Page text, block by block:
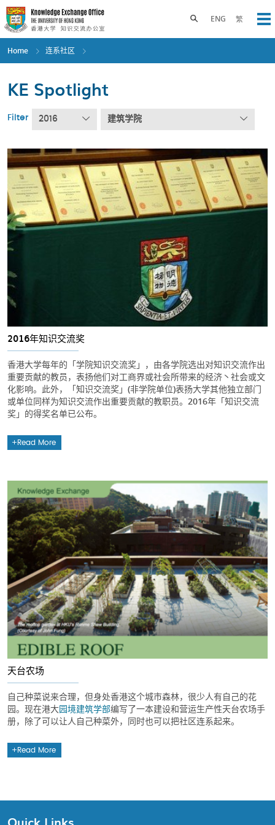
Skip
to
main
content
ENG 繁
Toggle search panel
Home 连系社区
KE Spotlight
Filter 2016 建筑学院
2016年知识交流奖
香港大学每年的「学院知识交流奖」，由各学院选出对知识交流作出
重要贡献的教员，表扬他们对工商界或社会所带来的经济丶社会或文
化影响。此外，「知识交流奖」(非学院单位)表扬大学其他独立部门
或单位同样为知识交流作出重要贡献的教职员。2016年「知识交流
奖」的得奖名单已公布。
Read More
天台农场
自己种菜说来合理，但身处香港这个城市森林，很少人有自己的花
园。现在港大园境建筑学部编写了一本建设和营运生产性天台农场手
册，除了可以让人自己种菜外，同时也可以把社区连系起来。
Read More